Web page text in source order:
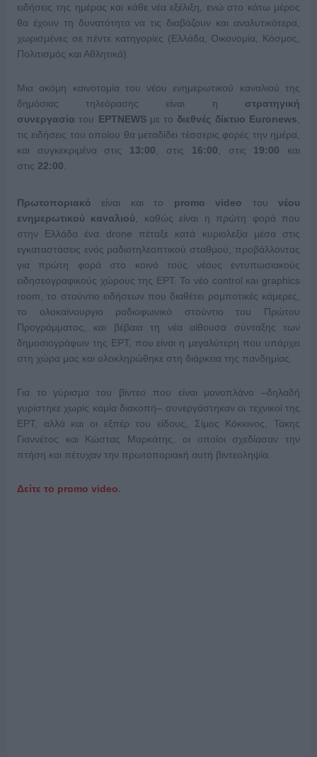
ειδήσεις της ημέρας και κάθε νέα εξέλιξη, ενώ στο κάτω μέρος
θα έχουν τη δυνατότητα να τις διαβάζουν και αναλυτικότερα,
χωρισμένες σε πέντε κατηγορίες (Ελλάδα, Οικονομία, Κόσμος,
Πολιτισμός και Αθλητικά).
Μια ακόμη καινοτομία του νέου ενημερωτικού καναλιού της
δημόσιας τηλεόρασης είναι η στρατηγική
συνεργασία του ΕΡΤNEWSμε το διεθνές δίκτυο Euronews
τις ειδήσεις του οποίου θα μεταδίδει τέσσερις φορές την ημέρα,
και συγκεκριμένα στις 13:00 , στις 16:00 , στις 19:00 και
στις 22:00
Πρωτοποριακό είναι και το promo video τουνέου
ενημερωτικού καναλιού , καθώς είναι η πρώτη φορά που
στην Ελλάδα ένα drone πέταξε κατά κυριολεξία μέσα στις
εγκαταστάσεις ενός ραδιοτηλεοπτικού σταθμού, προβάλλοντας
για πρώτη φορά στο κοινό τούς νέους εντυπωσιακούς
ειδησεογραφικούς χώρους της ΕΡΤ. Το νέο control κaι graphics
room, το στούντιο ειδήσεων που διαθέτει ρομποτικές κάμερες,
το ολοκαίνουργιο ραδιοφωνικό στούντιο του Πρώτου
Προγράμματος, και βέβαια τη νέα αίθουσα σύνταξης των
δημοσιογράφων της ΕΡΤ, που είναι η μεγαλύτερη που υπάρχει
στη χώρα μας και ολοκληρώθηκε στη διάρκεια της πανδημίας.
Για το γύρισμα του βίντεο που είναι μονοπλάνο –δηλαδή
γυρίστηκε χωρίς καμία διακοπή– συνεργάστηκαν οι τεχνικοί της
ΕΡΤ, αλλά και οι εξπέρ του είδους, Σίμος Κόκκινος, Τάκης
Γιαννέτος και Κώστας Μαρκάτης, οι οποίοι σχεδίασαν την
πτήση και πέτυχαν την πρωτοποριακή αυτή βιντεοληψία.
Δείτε το promo video.